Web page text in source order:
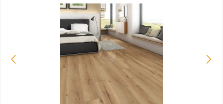
Bildergalerie überspringen